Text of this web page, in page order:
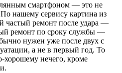
смартфоном — это не
нашему сервису картина из
частый ремонт после удара —
ремонт по сроку службы —
нужен уже после двух с
а не в первый год. То
хорошему нечего, кроме